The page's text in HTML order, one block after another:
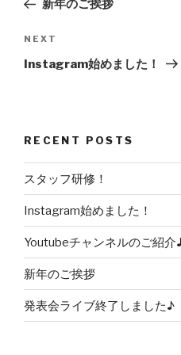
新年のご挨拶
Next
Post
NEXT
Instagram始めました！
RECENT POSTS
スタッフ研修！
Instagram始めました！
Youtubeチャンネルのご紹介
新年のご挨拶
発表会ライブ終了しました♪